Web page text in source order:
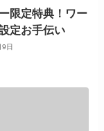
限定特典！ワー
定お手伝い
日